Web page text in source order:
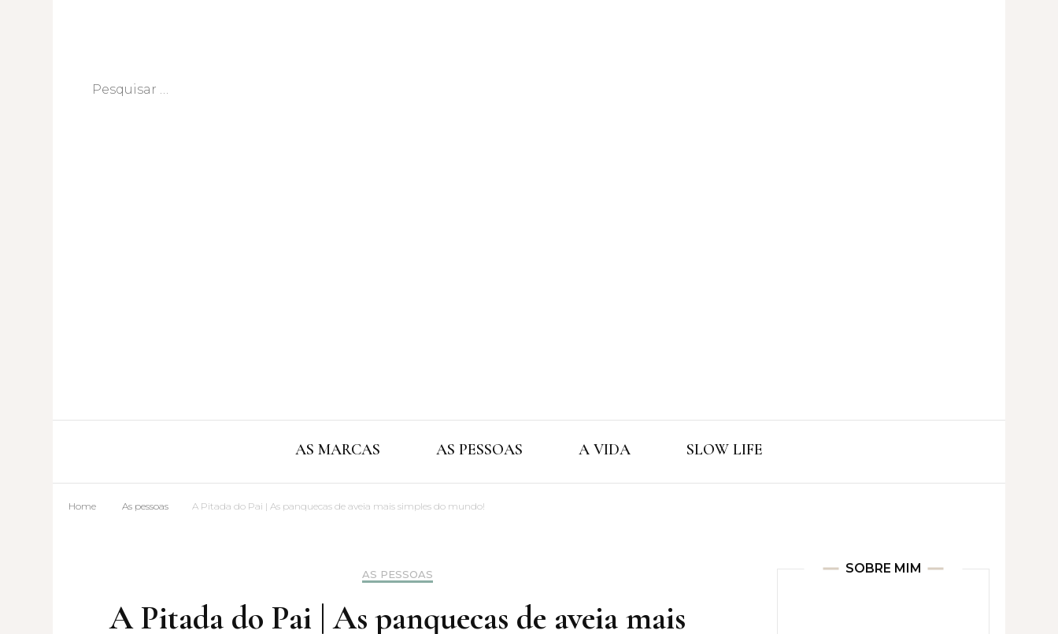
Pesquisar
Cristina Amaro
AS MARCAS AS PESSOAS A VIDA SLOW LIFE
Home As pessoas A Pitada do Pai | As panquecas de aveia mais simples do mundo!
AS PESSOAS
A Pitada do Pai | As panquecas de aveia mais
SOBRE MIM